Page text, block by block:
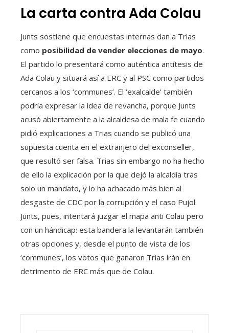
La carta contra Ada Colau
Junts sostiene que encuestas internas dan a Trias
como posibilidad de vender elecciones de mayo.
El partido lo presentará como auténtica antítesis de
Ada Colau y situará así a ERC y al PSC como partidos
cercanos a los ‘communes’. El ‘exalcalde’ también
podría expresar la idea de revancha, porque Junts
acusó abiertamente a la alcaldesa de mala fe cuando
pidió explicaciones a Trias cuando se publicó una
supuesta cuenta en el extranjero del exconseller,
que resultó ser falsa. Trias sin embargo no ha hecho
de ello la explicación por la que dejó la alcaldía tras
solo un mandato, y lo ha achacado más bien al
desgaste de CDC por la corrupción y el caso Pujol.
Junts, pues, intentará juzgar el mapa anti Colau pero
con un hándicap: esta bandera la levantarán también
otras opciones y, desde el punto de vista de los
‘communes’, los votos que ganaron Trias irán en
detrimento de ERC más que de Colau.